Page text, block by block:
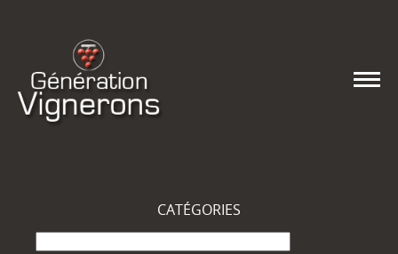
CATÉGORIES
Catégories